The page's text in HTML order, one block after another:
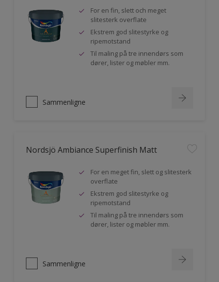
For en fin, slett och meget
slitesterk overflate
Ekstrem god slitestyrke og
ripemotstand
Til maling på tre innendørs som
dører, lister og møbler mm.
Sammenligne
Nordsjö Ambiance Superfinish Matt
For en meget fin, slett og slitesterk
overflate
Ekstrem god slitestyrke og
ripemotstand
Til maling på tre innendørs som
dører, lister og møbler mm.
Sammenligne